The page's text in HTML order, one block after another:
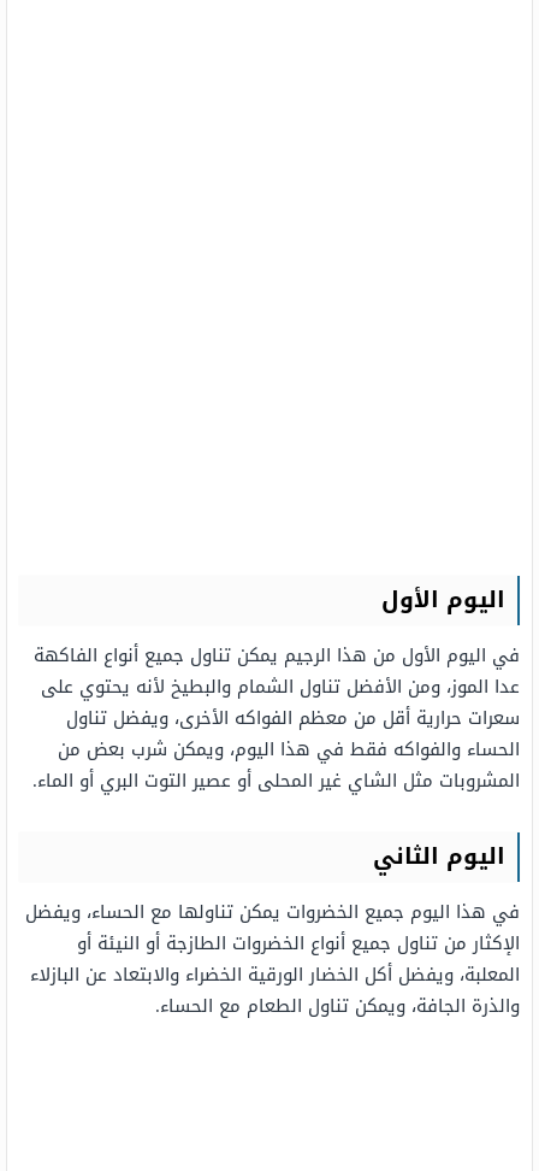
اليوم الأول
في اليوم الأول من هذا الرجيم يمكن تناول جميع أنواع الفاكهة
عدا الموز، ومن الأفضل تناول الشمام والبطيخ لأنه يحتوي على
سعرات حرارية أقل من معظم الفواكه الأخرى، ويفضل تناول
الحساء والفواكه فقط في هذا اليوم، ويمكن شرب بعض من
المشروبات مثل الشاي غير المحلى أو عصير التوت البري أو الماء.
اليوم الثاني
في هذا اليوم جميع الخضروات يمكن تناولها مع الحساء، ويفضل
الإكثار من تناول جميع أنواع الخضروات الطازجة أو النيئة أو
المعلبة، ويفضل أكل الخضار الورقية الخضراء والابتعاد عن البازلاء
والذرة الجافة، ويمكن تناول الطعام مع الحساء.